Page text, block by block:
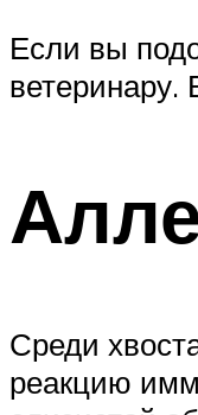
Если вы
ветеринару.
Среди
реакцию